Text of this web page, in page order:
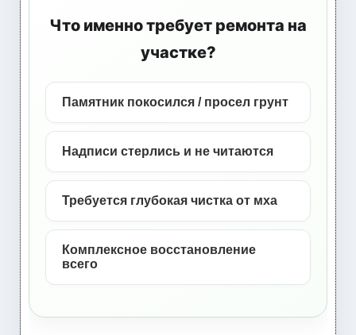
Что именно требует ремонта на
участке?
Памятник покосился / просел грунт
Надписи стерлись и не читаются
Требуется глубокая чистка от мха
Комплексное восстановление
всего